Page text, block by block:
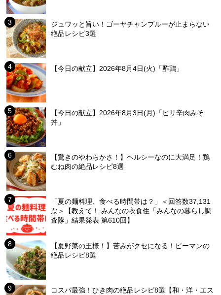
ジュワッと旨い！ゴーヤチャンプルーが止まらない
絶品レシピ3選
【今日の献立】2026年8月4日(火)「酢鶏」
【今日の献立】2026年8月3日(月)「ピリ辛肉みそ
丼」
【驚きのやわらかさ！】ヘルシーなのに大満足！鶏
むね肉の絶品レシピ8選
「夏の麺料理、食べる時間帯は？」＜回答数37,131
票＞【教えて！ みんなの衣食住「みんなの暮らし調
査隊」結果発表 第610回】
【夏野菜の王様！】苦みがクセになる！ピーマンの
絶品レシピ8選
コスパ最強！ひき肉の絶品レシピ8選【和・洋・エス